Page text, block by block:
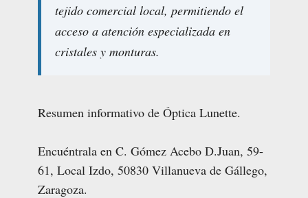
tejido comercial local, permitiendo el
acceso a atención especializada en
cristales y monturas.
Resumen informativo de Óptica Lunette.
Encuéntrala en C. Gómez Acebo D.Juan, 59-
61, Local Izdo, 50830 Villanueva de Gállego,
Zaragoza.